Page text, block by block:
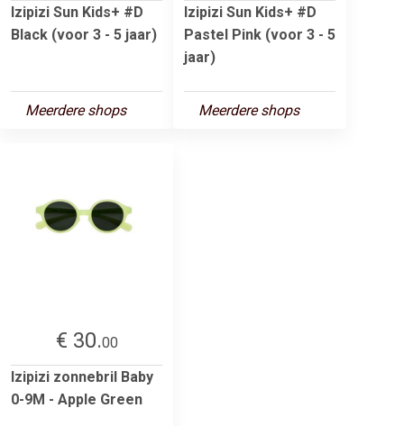
Izipizi Sun Kids+ #D
Black (voor 3 - 5 jaar)
Meerdere shops
Izipizi Sun Kids+ #D
Pastel Pink (voor 3 - 5
jaar)
Meerdere shops
€ 30.00
Izipizi zonnebril Baby
0-9M - Apple Green